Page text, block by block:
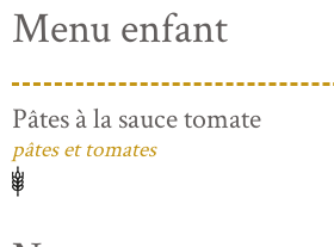
Menu enfant
Pâtes à la sauce tomate
pâtes et tomates